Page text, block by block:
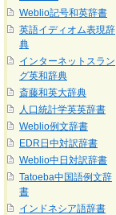
Weblio記号和英辞書
英語イディオム表現辞
典
インターネットスラン
グ英和辞典
斎藤和英大辞典
人口統計学英英辞書
Weblio例文辞書
EDR日中対訳辞書
Weblio中日対訳辞書
Tatoeba中国語例文辞
書
インドネシア語辞書